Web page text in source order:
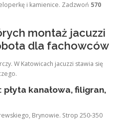
i kamienice. Zadzwoń 570
montaż jacuzzi
dla fachowców
W Katowicach jacuzzi stawia się
kanałowa, filigran,
Brynowie. Strop 250-350